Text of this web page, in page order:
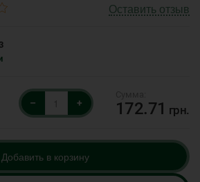
Оставить отзыв
– + 172.71 грн.
Добавить в корзину